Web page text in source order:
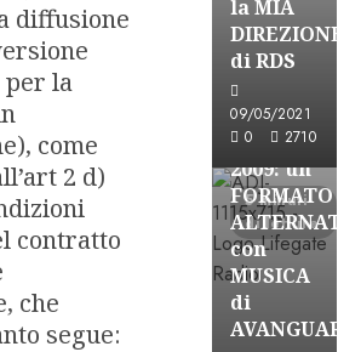
diffusione
per la
come
2 d)
contratto
che
segue:
la MIA
DIREZIONE
di RDS
09/05/2021
0
2710
5 minuti
di lettura
A-Stories
Formazione
A-
STORIES-
2009: un
FORMATO
con
MUSICA
di